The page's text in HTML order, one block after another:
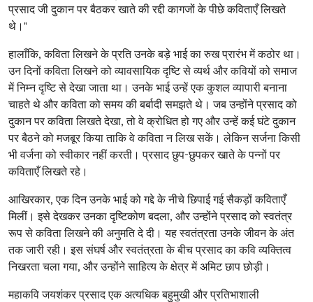
प्रसाद जी दुकान पर बैठकर खाते की रद्दी कागजों के पीछे कविताएँ लिखते
थे।"
हालाँकि, कविता लिखने के प्रति उनके बड़े भाई का रुख प्रारंभ में कठोर था।
उन दिनों कविता लिखने को व्यावसायिक दृष्टि से व्यर्थ और कवियों को समाज
में निम्न दृष्टि से देखा जाता था। उनके भाई उन्हें एक कुशल व्यापारी बनाना
चाहते थे और कविता को समय की बर्बादी समझते थे। जब उन्होंने प्रसाद को
दुकान पर कविता लिखते देखा, तो वे क्रोधित हो गए और उन्हें कई घंटे दुकान
पर बैठने को मजबूर किया ताकि वे कविता न लिख सकें। लेकिन सर्जना किसी
भी वर्जना को स्वीकार नहीं करती। प्रसाद छुप-छुपकर खाते के पन्नों पर
कविताएँ लिखते रहे।
आखिरकार, एक दिन उनके भाई को गद्दे के नीचे छिपाई गई सैकड़ों कविताएँ
मिलीं। इसे देखकर उनका दृष्टिकोण बदला, और उन्होंने प्रसाद को स्वतंत्र
रूप से कविता लिखने की अनुमति दे दी। यह स्वतंत्रता उनके जीवन के अंत
तक जारी रही। इस संघर्ष और स्वतंत्रता के बीच प्रसाद का कवि व्यक्तित्व
निखरता चला गया, और उन्होंने साहित्य के क्षेत्र में अमिट छाप छोड़ी।
महाकवि जयशंकर प्रसाद एक अत्यधिक बहुमुखी और प्रतिभाशाली